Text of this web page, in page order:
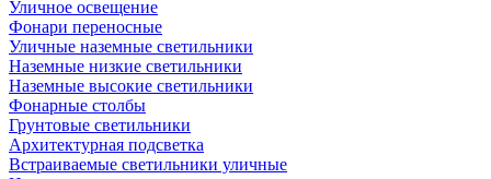
Уличное освещение
Фонари переносные
Уличные наземные светильники
Наземные низкие светильники
Наземные высокие светильники
Фонарные столбы
Грунтовые светильники
Архитектурная подсветка
Встраиваемые светильники уличные